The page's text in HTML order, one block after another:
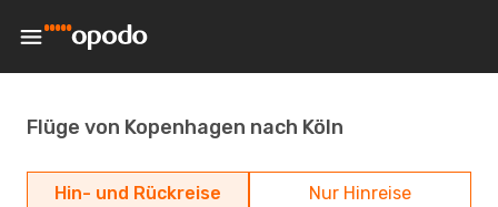
Flüge von Kopenhagen nach Köln
Hin- und Rückreise Nur Hinreise